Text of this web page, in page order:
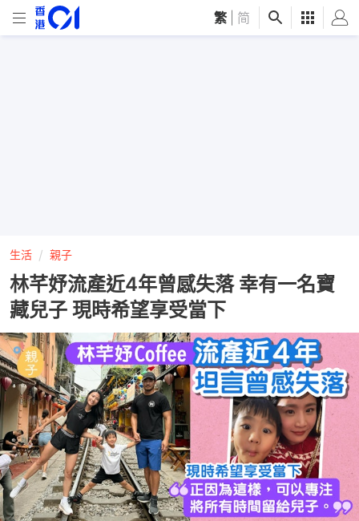
繁 简
生活 親子
林芊妤流產近4年曾感失落 幸有一名寶
藏兒子 現時希望享受當下